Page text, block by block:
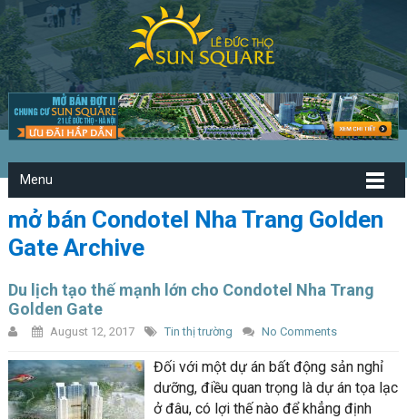
Menu
mở bán Condotel Nha Trang Golden
Gate Archive
Du lịch tạo thế mạnh lớn cho Condotel Nha Trang
Golden Gate
August 12, 2017 Tin thị trường No Comments
Đối với một dự án bất động sản nghỉ
dưỡng, điều quan trọng là dự án tọa lạc
ở đâu, có lợi thế nào để khẳng định